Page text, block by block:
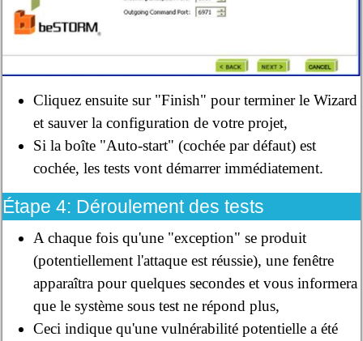
Cliquez ensuite sur "Finish" pour terminer le Wizard
et sauver la configuration de votre projet,
Si la boîte "Auto-start" (cochée par défaut) est
cochée, les tests vont démarrer immédiatement.
Étape 4: Déroulement des tests
A chaque fois qu'une "exception" se produit
(potentiellement l'attaque est réussie), une fenêtre
apparaîtra pour quelques secondes et vous informera
que le système sous test ne répond plus,
Ceci indique qu'une vulnérabilité potentielle a été